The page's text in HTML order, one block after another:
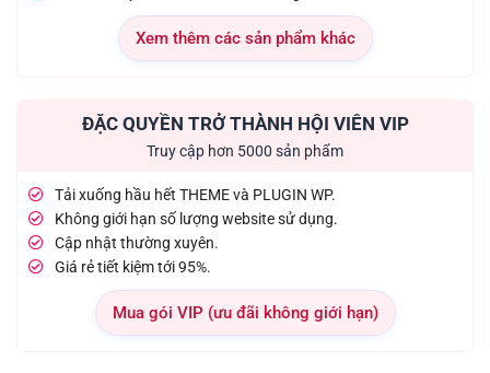
Xem thêm các sản phẩm khác
ĐẶC QUYỀN TRỞ THÀNH HỘI VIÊN VIP
Truy cập hơn 5000 sản phẩm
Tải xuống hầu hết THEME và PLUGIN WP.
Không giới hạn số lượng website sử dụng.
Cập nhật thường xuyên.
Giá rẻ tiết kiệm tới 95%.
Mua gói VIP (ưu đãi không giới hạn)